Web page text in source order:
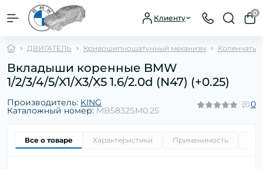
Клиенту
0
ДВИГАТЕЛЬ Кривошипношатунный механизм
Вкладыши коренные BMW
1/2/3/4/5/X1/X3/X5 1.6/2.0d (N47) (+0.25)
Производитель: KING
Каталожный номер: MB5832SM0.25
0
Все о товаре Характеристики Применимость